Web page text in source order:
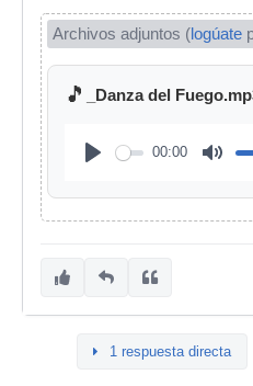
Archivos adjuntos (logúate
🎵 _Danza del
00:00
1 respuesta directa